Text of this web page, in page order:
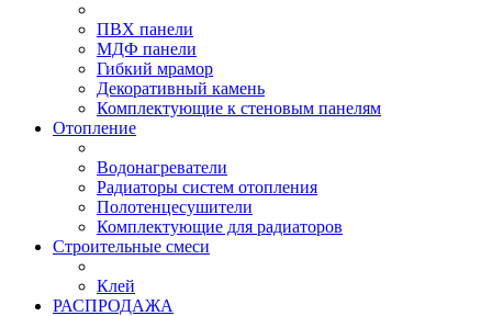
ПВХ панели
МДФ панели
Гибкий мрамор
Декоративный камень
Комплектующие к стеновым панелям
Отопление
Водонагреватели
Радиаторы систем отопления
Полотенцесушители
Комплектующие для радиаторов
Строительные смеси
Клей
РАСПРОДАЖА